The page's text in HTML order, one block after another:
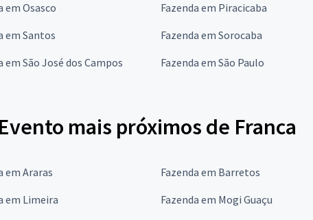
em Osasco Fazenda em Piracicaba
em Santos Fazenda em Sorocaba
em São José dos Campos Fazenda em São Paulo
mais próximos de Franca
em Araras Fazenda em Barretos
em Limeira Fazenda em Mogi Guaçu